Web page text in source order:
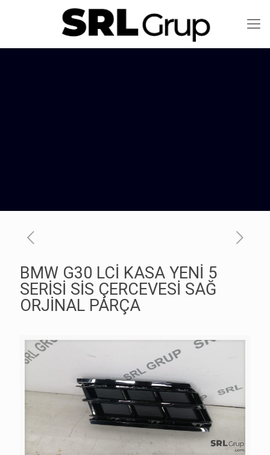
BMW G30 LCİ KASA YENİ 5
SERİSİ SİS ÇERCEVESİ SAĞ
ORJİNAL PARÇA